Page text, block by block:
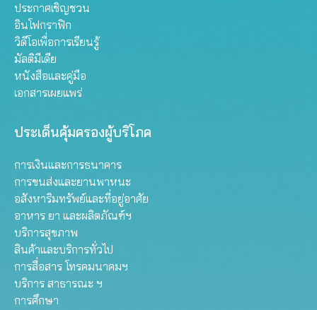
ประกาศเชิญชวน
อินโฟกราฟิก
วิดีโอเพื่อการเรียนรู้
มัลติมีเดีย
หนังสือและคู่มือ
เอกสารเผยแพร่
ประเด็นคุ้มครองผู้บริโภค
การเงินและการธนาคาร
การขนส่งและยานพาหนะ
อสังหาริมทรัพย์และที่อยู่อาศัย
อาหาร ยา และผลิตภัณฑ์ฯ
บริการสุขภาพ
สินค้าและบริการทั่วไป
การสื่อสาร โทรคมนาคมฯ
บริการ สาธารณะ ฯ
การศึกษา